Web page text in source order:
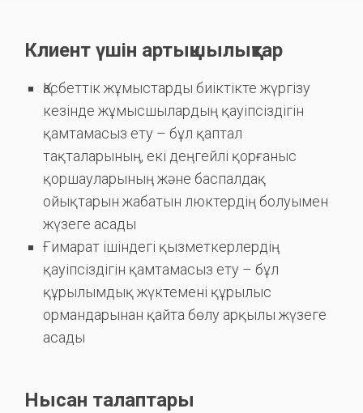
Клиент үшін артықшылықтар
Қасбеттік жұмыстарды биіктікте жүргізу
кезінде жұмысшылардың қауіпсіздігін
қамтамасыз ету – бұл қаптал
тақталарының, екі деңгейлі қорғаныс
қоршауларының және баспалдақ
ойықтарын жабатын люктердің болуымен
жүзеге асады
Ғимарат ішіндегі қызметкерлердің
қауіпсіздігін қамтамасыз ету – бұл
құрылымдық жүктемені құрылыс
ормандарынан қайта бөлу арқылы жүзеге
асады
Нысан талаптары